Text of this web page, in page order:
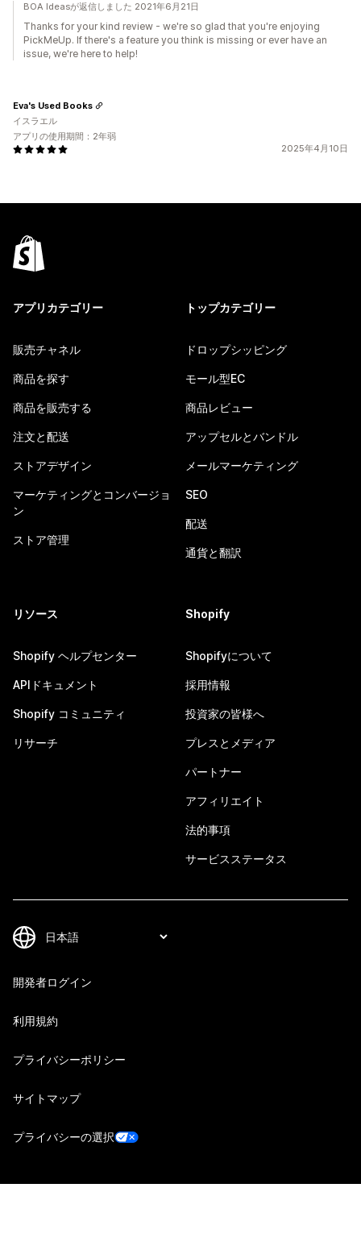
BOA Ideasが返信しました 2021年6月21日
Thanks for your kind review - we're so glad that you're enjoying
PickMeUp. If there's a feature you think is missing or ever have an
issue, we're here to help!
2025年4月10日
Eva's Used Books
イスラエル
アプリの使用期間：2年弱
アプリカテゴリー
販売チャネル
商品を探す
商品を販売する
注文と配送
ストアデザイン
マーケティングとコンバージョ
ン
ストア管理
トップカテゴリー
ドロップシッピング
モール型EC
商品レビュー
アップセルとバンドル
メールマーケティング
SEO
配送
通貨と翻訳
リソース
Shopify ヘルプセンター
APIドキュメント
Shopify コミュニティ
リサーチ
Shopify
Shopifyについて
採用情報
投資家の皆様へ
プレスとメディア
パートナー
アフィリエイト
法的事項
サービスステータス
開発者ログイン
利用規約
プライバシーポリシー
サイトマップ
プライバシーの選択